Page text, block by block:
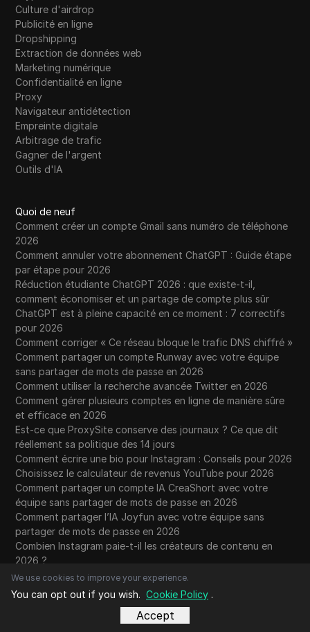
Culture d'airdrop
Publicité en ligne
Dropshipping
Extraction de données web
Marketing numérique
Confidentialité en ligne
Proxy
Navigateur antidétection
Empreinte digitale
Arbitrage de trafic
Gagner de l'argent
Outils d'IA
Quoi de neuf
Comment créer un compte Gmail sans numéro de téléphone
2026
Comment annuler votre abonnement ChatGPT : Guide étape
par étape pour 2026
Réduction étudiante ChatGPT 2026 : que existe-t-il,
comment économiser et un partage de compte plus sûr
ChatGPT est à pleine capacité en ce moment : 7 correctifs
pour 2026
Comment corriger « Ce réseau bloque le trafic DNS chiffré »
Comment partager un compte Runway avec votre équipe
sans partager de mots de passe en 2026
Comment utiliser la recherche avancée Twitter en 2026
Comment gérer plusieurs comptes en ligne de manière sûre
et efficace en 2026
Est-ce que ProxySite conserve des journaux ? Ce que dit
réellement sa politique des 14 jours
Comment écrire une bio pour Instagram : Conseils pour 2026
Choisissez le calculateur de revenus YouTube pour 2026
Comment partager un compte IA CreaShort avec votre
équipe sans partager de mots de passe en 2026
Comment partager l’IA Joyfun avec votre équipe sans
partager de mots de passe en 2026
Combien Instagram paie-t-il les créateurs de contenu en
2026 ?
Claude est-il meilleur que ChatGPT ? Ce qui compte
vraiment en 2026
We use cookies to improve your experience.
You can opt out if you wish. Cookie Policy .
Accept